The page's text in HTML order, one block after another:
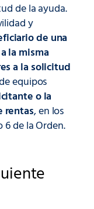
de la ayuda.
y
de una
la misma
a la solicitud
equipos
o la
rentas, en los
de la Orden.